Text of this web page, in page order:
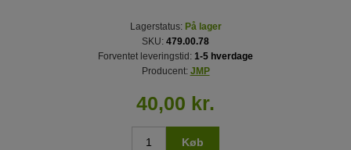
Lagerstatus: På lager
SKU: 479.00.78
Forventet leveringstid: 1-5 hverdage
Producent: JMP
40,00 kr.
Køb